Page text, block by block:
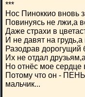
***
Нос Пиноккио вновь
Повинуясь не лжи,а
Даже страхи в
И не давят на
Разодрав дорогущий
Их не отдал
Но отнёс мое сердце
Потому что он -
мальчик...